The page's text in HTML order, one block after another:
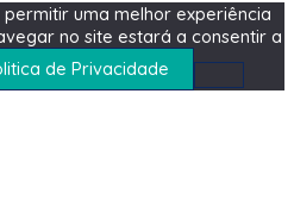
uma melhor experiência
no site estará a consentir a
de Privacidade